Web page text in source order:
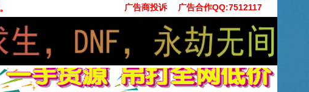
广告商投诉 广告合作QQ:7512117